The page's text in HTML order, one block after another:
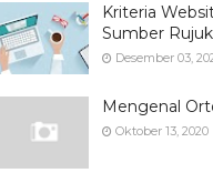
Kriteria
Sumber
Desember 03,
Mengenal
Oktober 13, 2020